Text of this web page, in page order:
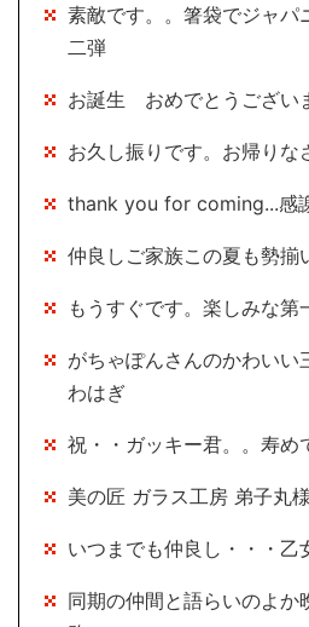
素敵です。。箸袋でジャ
二弾
お誕生 おめでとうござい
お久し振りです。お帰りな
thank you for coming...感
仲良しご家族この夏も勢揃
もうすぐです。楽しみな第
がちゃぽんさんのかわい
わはぎ
祝・・ガッキー君。。寿め
美の匠 ガラス工房 弟子丸
いつまでも仲良し・・・乙
同期の仲間と語らいのよか